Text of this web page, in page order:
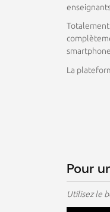
La
Pour
Utilisez le